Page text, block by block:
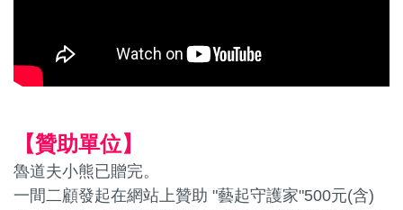
【贊助單位】
魯道夫小熊已贈完。
一間二顧發起在網站上贊助 "藝起守護家"500元(含)